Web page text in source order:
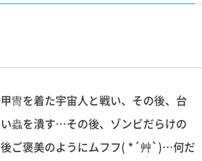
冑を着た宇宙人と戦い、その後、台
蟲を潰す…その後、ゾンビだらけの
ご褒美のようにムフフ( *´艸`)…何だ